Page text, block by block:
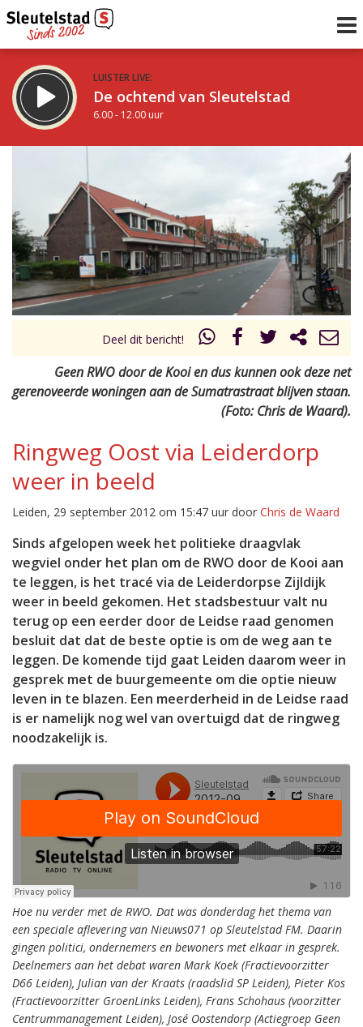
LUISTER LIVE:
De ochtend van Sleutelstad
6.00 - 12.00 uur
12.00 - 19.00 uur
Volgend uur
Inklappen
Deel dit bericht!
Geen RWO door de Kooi en dus kunnen ook deze net
gerenoveerde woningen aan de Sumatrastraat blijven staan.
(Foto: Chris de Waard).
Ringweg Oost via Leiderdorp
weer in beeld
Leiden, 29 september 2012 om 15:47 uur door Chris de Waard
Sinds afgelopen week het politieke draagvlak
wegviel onder het plan om de RWO door de Kooi aan
te leggen, is het tracé via de Leiderdorpse Zijldijk
weer in beeld gekomen. Het stadsbestuur valt nu
terug op een eerder door de Leidse raad genomen
besluit dat dat de beste optie is om de weg aan te
leggen. De komende tijd gaat Leiden daarom weer in
gesprek met de buurgemeente om die optie nieuw
leven in te blazen. Een meerderheid in de Leidse raad
is er namelijk nog wel van overtuigd dat de ringweg
noodzakelijk is.
Hoe nu verder met de RWO. Dat was donderdag het thema van
een speciale aflevering van Nieuws071 op Sleutelstad FM. Daarin
gingen politici, ondernemers en bewoners met elkaar in gesprek.
Deelnemers aan het debat waren Mark Koek (Fractievoorzitter
D66 Leiden), Julian van der Kraats (raadslid SP Leiden), Pieter Kos
(Fractievoorzitter GroenLinks Leiden), Frans Schohaus (voorzitter
Centrummanagement Leiden), José Oostendorp (Actiegroep Geen